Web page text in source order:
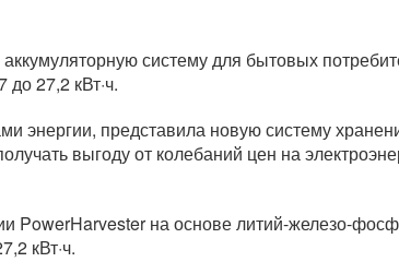
систему для бытовых
27,2 кВт·ч.
представила новую систему
выгоду от колебаний цен на
PowerHarvester на основе литий-железо-
кВт·ч.